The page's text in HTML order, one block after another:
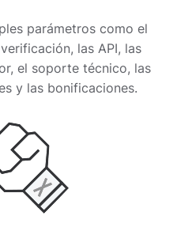
parámetros como el
las API, las
el soporte técnico, las
y las bonificaciones.